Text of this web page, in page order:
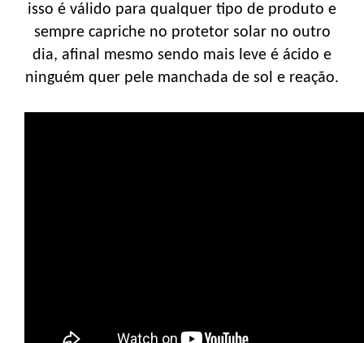
isso é válido para qualquer tipo de produto e
sempre capriche no protetor solar no outro
dia, afinal mesmo sendo mais leve é ácido e
ninguém quer pele manchada de sol e reação.